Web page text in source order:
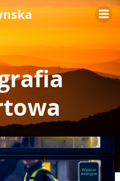
Skip
to
content